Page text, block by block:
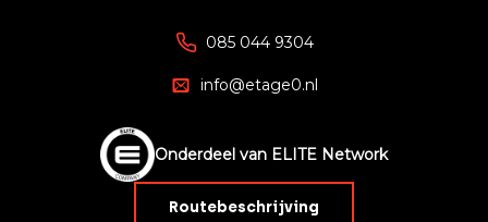
085 044 9304
info@etage0.nl
Onderdeel van ELITE Network
Routebeschrijving